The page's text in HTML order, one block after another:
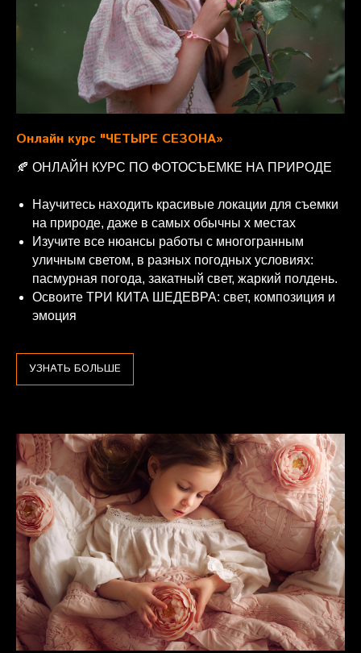
Онлайн курс "ЧЕТЫРЕ СЕЗОНА»
🍂 ОНЛАЙН КУРС ПО ФОТОСЪЕМКЕ НА ПРИРОДЕ
Научитесь находить красивые локации для съемки
на природе, даже в самых обычны х местах
Изучите все нюансы работы с многогранным
уличным светом, в разных погодных условиях:
пасмурная погода, закатный свет, жаркий полдень.
Освоите ТРИ КИТА ШЕДЕВРА: свет, композиция и
эмоция
УЗНАТЬ БОЛЬШЕ